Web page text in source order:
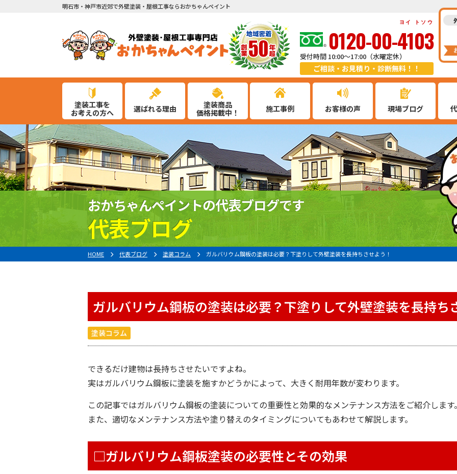
明石市・神戸市近郊で外壁塗装・屋根工事ならおかちゃんペイント
0120-00-4103
ヨイ トソウ
受付時間 10:00～17:00（水曜定休）
ご相談・お見積り・診断無料！！
塗装工事を
お考えの方へ
選ばれる理由
塗装商品
価格掲載中！
施工事例 お客様の声 現場ブログ
おかちゃんペイントの代表ブログです
代表ブログ
HOME 代表ブログ 塗装コラム ガルバリウム鋼板の塗装は必要？下塗りして外壁塗装を長持ちさせよう！
ガルバリウム鋼板の塗装は必要？下塗りして外壁塗装を長持ち
塗装コラム
できるだけ建物は長持ちさせたいですよね。
実はガルバリウム鋼板に塗装を施すかどうかによって、大きく耐用年数が変わります。
この記事ではガルバリウム鋼板の塗装についての重要性と効果的なメンテナンス方法をご紹介します。
また、適切なメンテナンス方法や塗り替えのタイミングについてもあわせて解説します。
□ガルバリウム鋼板塗装の必要性とその効果